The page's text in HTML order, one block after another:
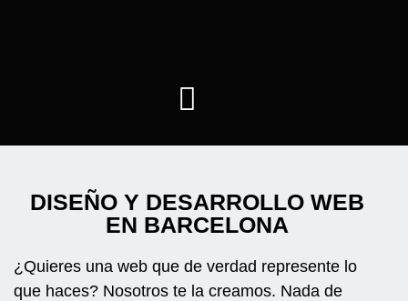
DISEÑO Y DESARROLLO WEB
EN BARCELONA
¿Quieres una web que de verdad represente lo
que haces? Nosotros te la creamos. Nada de